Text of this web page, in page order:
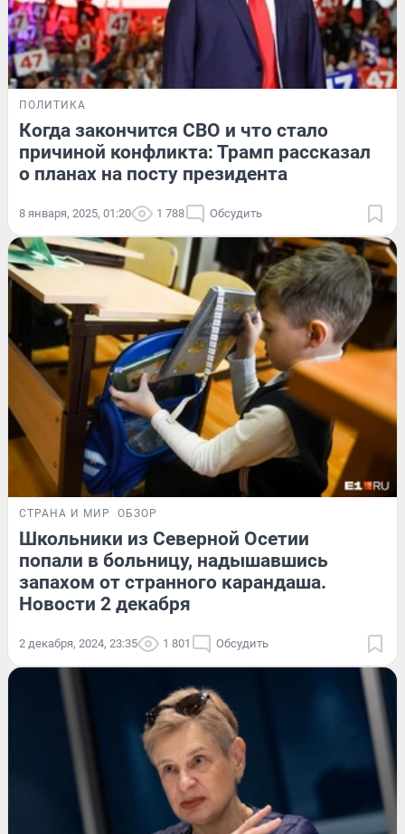
ПОЛИТИКА
Когда закончится СВО и что стало
причиной конфликта: Трамп рассказал
о планах на посту президента
8 января, 2025, 01:20 1 788 Обсудить
СТРАНА И МИР ОБЗОР
Школьники из Северной Осетии
попали в больницу, надышавшись
запахом от странного карандаша.
Новости 2 декабря
2 декабря, 2024, 23:35 1 801 Обсудить